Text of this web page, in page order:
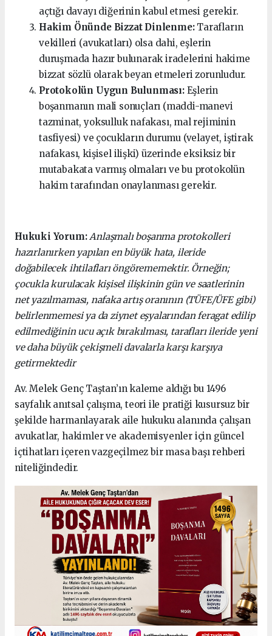
açtığı davayı diğerinin kabul etmesi gerekir.
Hakim Önünde Bizzat Dinlenme:Tarafların
vekilleri (avukatları) olsa dahi, eşlerin
duruşmada hazır bulunarak iradelerini hakime
bizzat sözlü olarak beyan etmeleri zorunludur.
Protokolün Uygun Bulunması:Eşlerin
boşanmanın mali sonuçları (maddi-manevi
tazminat, yoksulluk nafakası, mal rejiminin
tasfiyesi) ve çocukların durumu (velayet, iştirak
nafakası, kişisel ilişki) üzerinde eksiksiz bir
mutabakata varmış olmaları ve bu protokolün
hakim tarafından onaylanması gerekir.
Hukuki Yorum: Anlaşmalı boşanma protokolleri
hazırlanırken yapılan en büyük hata, ileride
doğabilecek ihtilafları öngörememektir. Örneğin;
çocukla kurulacak kişisel ilişkinin gün ve saatlerinin
net yazılmaması, nafaka artış oranının (TÜFE/ÜFE gibi)
belirlenmemesi ya da ziynet eşyalarından feragat edilip
edilmediğinin ucu açık bırakılması, tarafları ileride yeni
ve daha büyük çekişmeli davalarla karşı karşıya
getirmektedir
Av. Melek Genç Taştan’ın kaleme aldığı bu 1496
sayfalık anıtsal çalışma, teori ile pratiği kusursuz bir
şekilde harmanlayarak aile hukuku alanında çalışan
avukatlar, hakimler ve akademisyenler için güncel
içtihatları içeren vazgeçilmez bir masa başı rehberi
niteliğindedir.